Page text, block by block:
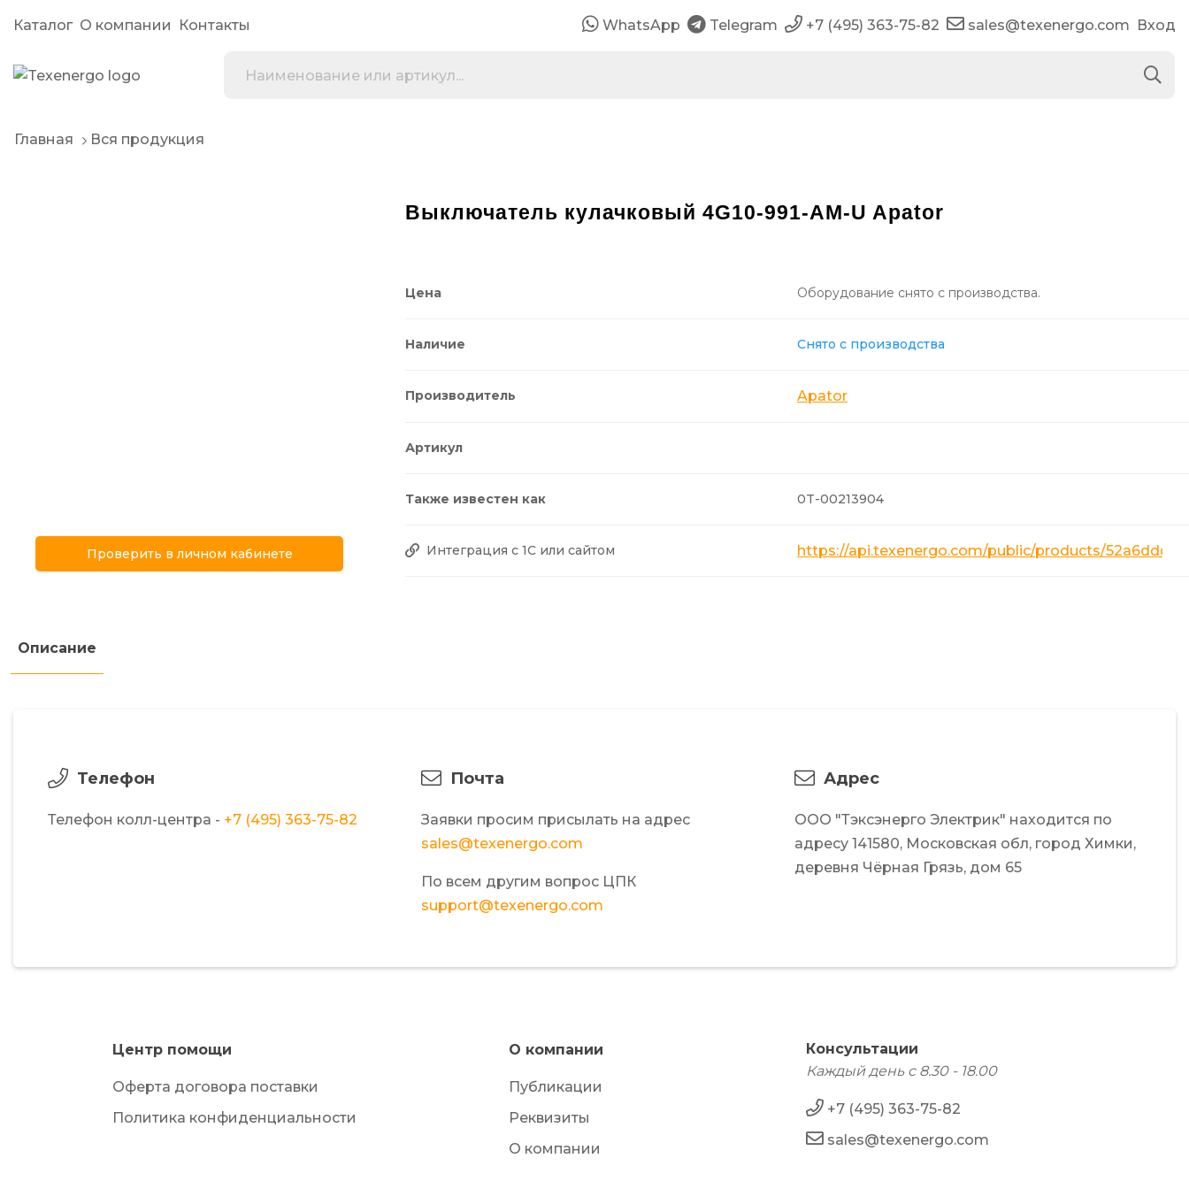
Каталог О компании Контакты WhatsApp Telegram +7 (495) 363-75-82 sales@texenergo.com Вход
Главная Вся продукция
Проверить в личном кабинете
Выключатель кулачковый 4G10-991-AM-U Apator
Цена Оборудование снято с производства.
Наличие Снято с производства
Производитель Apator
Артикул
Также известен как 0T-00213904
Интеграция с 1С или сайтом https://api.texenergo.com/public/products/
Описание
Телефон
Телефон колл-центра - +7 (495) 363-75-82
Почта
Заявки просим присылать на адрес
sales@texenergo.com
По всем другим вопрос ЦПК
support@texenergo.com
Адрес
ООО "Тэксэнерго Электрик" находится по
адресу 141580, Московская обл, город Химки,
деревня Чёрная Грязь, дом 65
Центр помощи
Оферта договора поставки
Политика конфиденциальности
О компании
Публикации
Реквизиты
О компании
Консультации
Каждый день с 8.30 - 18.00
+7 (495) 363-75-82
sales@texenergo.com